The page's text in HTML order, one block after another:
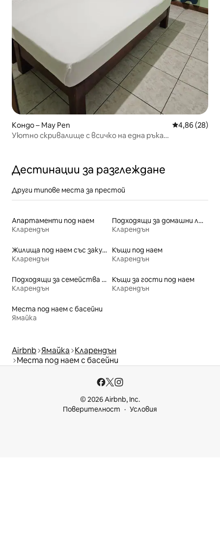
Кондо – May Pen Средна
4,86 (28)
Уютно скривалище с всичко на една ръка
Дестинации за разглеждане
Други типове места за престой
Апартаменти под наем
Кларендън
Подходящи за домашни любимци места под наем
Кларендън
Жилища под наем със закуска
Кларендън
Къщи под наем
Кларендън
Подходящи за семейства места под наем
Кларендън
Къщи за гости под наем
Кларендън
Места под наем с басейни
Ямайка
Airbnb Ямайка Кларендън
Места под наем с басейни
© 2026 Airbnb, Inc.
Поверителност
Условия